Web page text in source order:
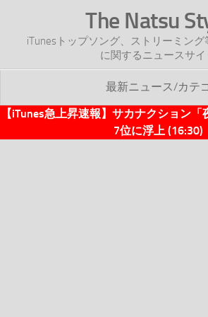
The Natsu
iTunesトップソング、ストリーミン
に関するニュースサイ
最新ニュース/カ
TOP
【iTunes急上昇速報】サカナクション
7位に浮上 (16:30)